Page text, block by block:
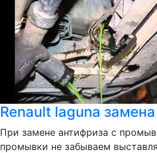
Renault laguna
При замене антифриза с
промывки не забываем